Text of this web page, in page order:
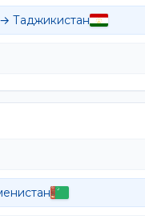
Таджикистан